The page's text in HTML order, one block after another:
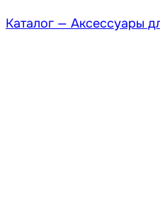
Каталог — Аксессуары